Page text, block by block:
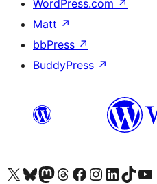
WordPress.com ↗
Matt ↗
bbPress ↗
BuddyPress ↗
ကျွန်ုပ်တို့၏ X (ယခင် Twitter) အကောင့်သို့ သွားရောက်ကြည့်ရှုပါကျွန်ုပ်တို့၏ Bluesky အကောင့်သို့ ဝင်ရောက်ကြည့်ရှုရန်
ကျွန်ုပ်တို့၏ Mastodon အကောင့်သို့ သွားရောက်ကြည့်ရှုပါကျွန်ုပ်တို့၏ Threads အကောင့်သို့ ဝင်ရောက်ကြည့်ရှုရန်
ကျွန်ုပ်တို့၏ Facebook စာမျက်နှာသို့ သွားရောက်ကြည့်ရှုပါကျွန်ုပ်တို့၏ Instagram အကောင့်သို့ သွားရောက်ကြည့်ရှုပါ ကျွန်ုပ်တို့၏ LinkedIn အကောင့်သို့ သွားရောက်ကြည့်ရှုပါကျွန်ုပ်တို့၏ TikTok အကောင့်သို့ ဝင်ရောက်ကြည့်ရှုရန်
ကျွန်ုပ်တို့၏ YouTube ချန်နယ်သို့ သွားရောက်ကြည့်ရှုပါ